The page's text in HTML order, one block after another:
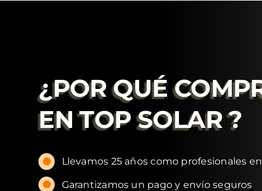
¿POR QUÉ
EN TOP SOLAR ?
Llevamos 25 años como profesionales
Garantizamos un pago y envío seguros